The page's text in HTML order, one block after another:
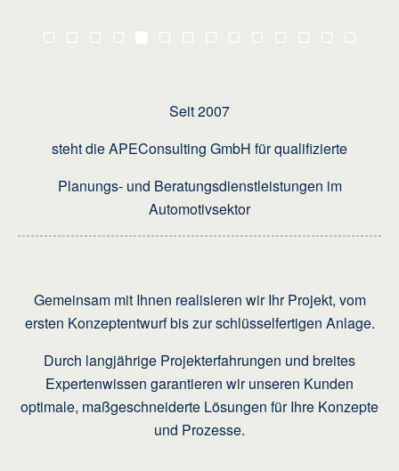
Seit 2007
steht die APEConsulting GmbH für qualifizierte
Planungs- und Beratungsdienstleistungen im
Automotivsektor
Gemeinsam mit Ihnen realisieren wirIhr Projekt, vom
ersten Konzeptentwurfbis zur schlüsselfertigen Anlage.
Durch langjährige Projekterfahrungen und breites
Expertenwissen garantieren wir unseren Kunden
optimale, maßgeschneiderte Lösungen für Ihre Konzepte
und Prozesse.